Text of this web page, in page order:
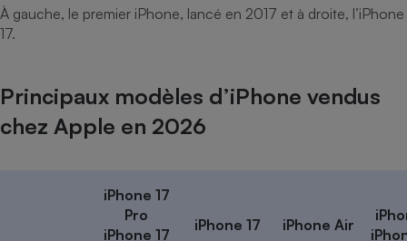
À gauche, le premier iPhone, lancé en 2017 et à droite, l’iPhone
17.
Principaux modèles d’iPhone vendus
chez Apple en 2026
iPhone 17
Pro
iPhone 17
iPhone 17 iPhone Air